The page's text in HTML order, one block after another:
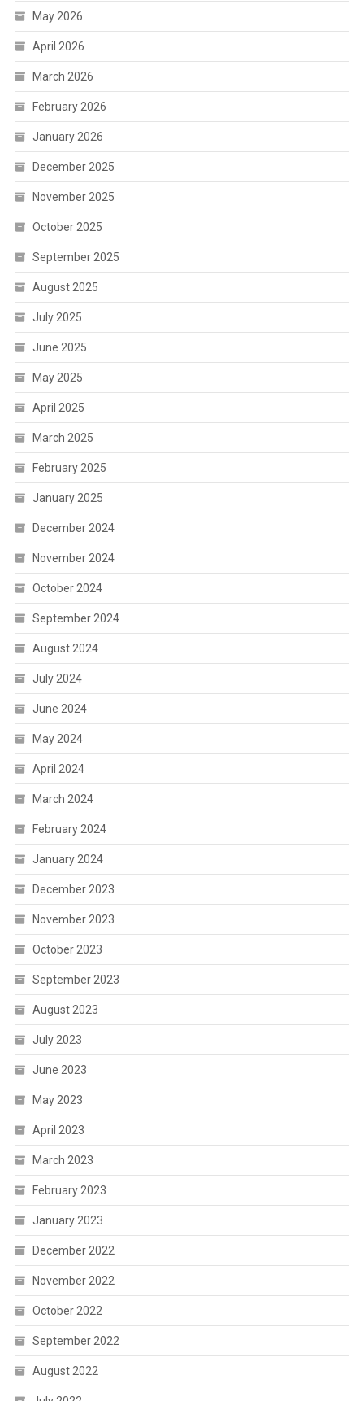
May 2026
April 2026
March 2026
February 2026
January 2026
December 2025
November 2025
October 2025
September 2025
August 2025
July 2025
June 2025
May 2025
April 2025
March 2025
February 2025
January 2025
December 2024
November 2024
October 2024
September 2024
August 2024
July 2024
June 2024
May 2024
April 2024
March 2024
February 2024
January 2024
December 2023
November 2023
October 2023
September 2023
August 2023
July 2023
June 2023
May 2023
April 2023
March 2023
February 2023
January 2023
December 2022
November 2022
October 2022
September 2022
August 2022